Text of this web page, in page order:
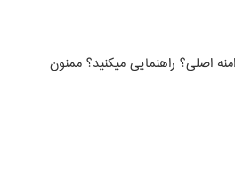
اصلی؟ راهنمایی میکنید؟ ممنون